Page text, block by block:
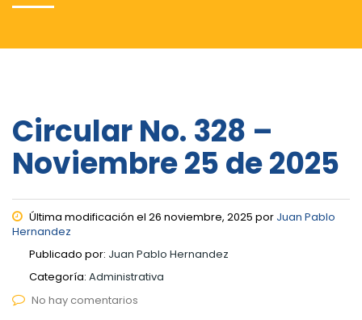
Circular No. 328 –
Noviembre 25 de 2025
Última modificación el 26 noviembre, 2025 por Juan Pablo
Hernandez
Publicado por: Juan Pablo Hernandez
Categoría: Administrativa
No hay comentarios